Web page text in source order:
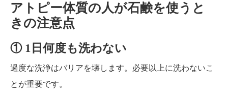
アトピー体質の人が石鹸を使うと
きの注意点
① 1日何度も洗わない
過度な洗浄はバリアを壊します。必要以上に洗わないこ
とが重要です。